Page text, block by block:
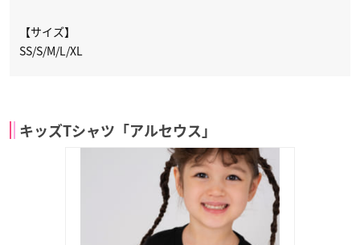
【サイズ】
SS/S/M/L/XL
キッズTシャツ「アルセウス」